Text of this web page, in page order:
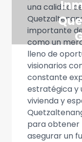
una calidad
importante
como un
lleno de
visionarios
constante
estratégica y
vivienda y
para obtener
asegurar un